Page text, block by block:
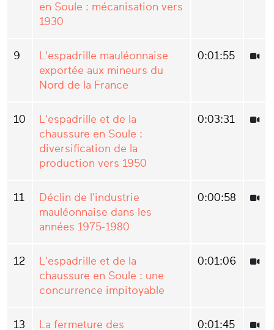
en Soule : mécanisation vers
1930
9
L'espadrille mauléonnaise
exportée aux mineurs du
Nord de la France
0:01:55
10
L'espadrille et de la
chaussure en Soule :
diversification de la
production vers 1950
0:03:31
11
Déclin de l'industrie
mauléonnaise dans les
années 1975-1980
0:00:58
12
L'espadrille et de la
chaussure en Soule : une
concurrence impitoyable
0:01:06
13 La fermeture des 0:01:45